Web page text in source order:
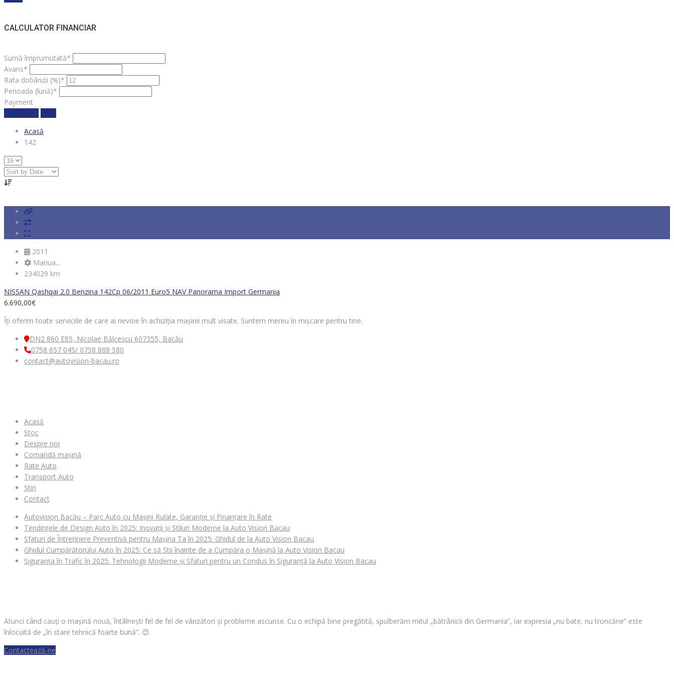
CALCULATOR FINANCIAR
Sumă împrumutată*
Avans*
Rata dobânzii (%)*
Perioada (lună)*
Payment
Acasă
142
2011
Manua...
234029 km
NISSAN Qashqai 2.0 Benzina 142Cp 06/2011 Euro5 NAV Panorama Import Germania
6.690,00€
Îți oferim toate serviciile de care ai nevoie în achiziția mașinii mult visate. Suntem mereu în mișcare pentru tine.
DN2 860 E85, Nicolae Bălcescu 607355, Bacău
0758 657 045/ 0758 888 580
contact@autovision-bacau.ro
Acasă
Stoc
Despre noi
Comandă mașină
Rate Auto
Transport Auto
Stiri
Contact
Autovision Bacău – Parc Auto cu Mașini Rulate, Garanție și Finanțare în Rate
Tendințele de Design Auto în 2025: Inovații și Stiluri Moderne la Auto Vision Bacau
Sfaturi de Întreținere Preventivă pentru Mașina Ta în 2025: Ghidul de la Auto Vision Bacau
Ghidul Cumpărătorului Auto în 2025: Ce să Știi înainte de a Cumpăra o Mașină la Auto Vision Bacau
Siguranța în Trafic în 2025: Tehnologii Moderne și Sfaturi pentru un Condus în Siguranță la Auto Vision Bacau
Atunci când cauți o mașină nouă, întâlnești fel de fel de vânzători și probleme ascunse. Cu o echipă bine pregătită, spulberăm mitul „bătrânicii din Germania”, iar expresia „nu bate, nu troncăne” este
înlocuită de „în stare tehnică foarte bună”. 😊
Contactează-ne